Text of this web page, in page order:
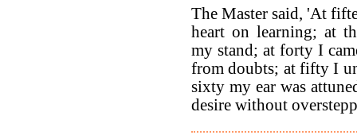
The Master said, 'At
heart on learning; at
my stand; at forty I
from doubts; at fifty I
sixty my ear was
desire without